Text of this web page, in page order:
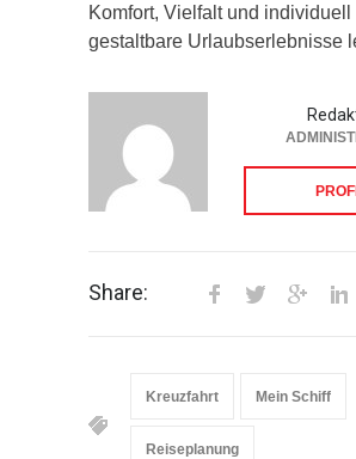
Komfort, Vielfalt und individuell
gestaltbare Urlaubserlebnisse
Share:
Kreuzfahrt Mein Schiff
Reiseplanung